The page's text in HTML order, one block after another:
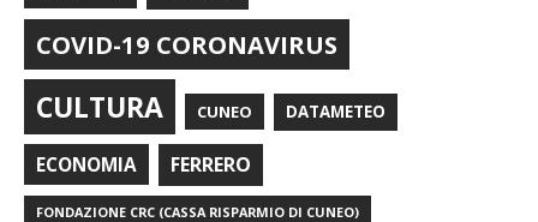
COVID-19 CORONAVIRUS
CULTURA CUNEO DATAMETEO
ECONOMIA FERRERO
FONDAZIONE CRC (CASSA RISPARMIO DI CUNEO)